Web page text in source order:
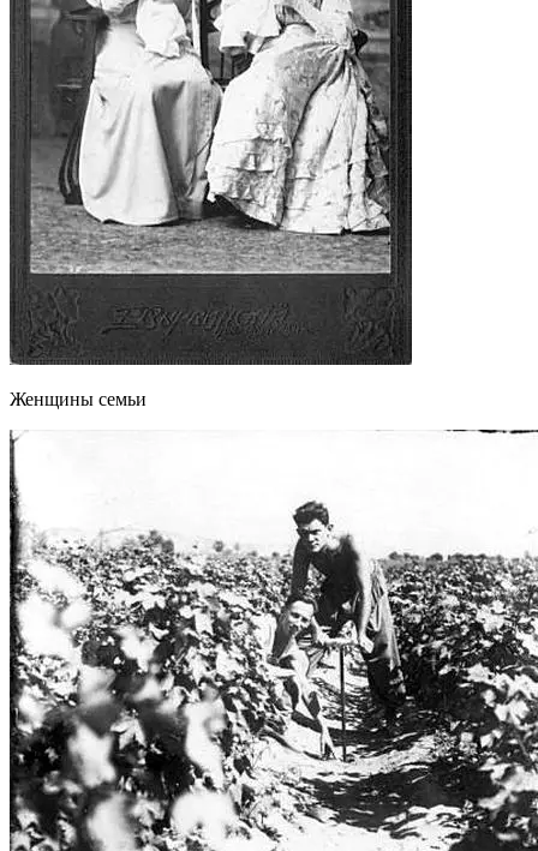
Женщины семьи